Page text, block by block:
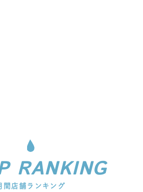
RANKING
間店舗ランキング